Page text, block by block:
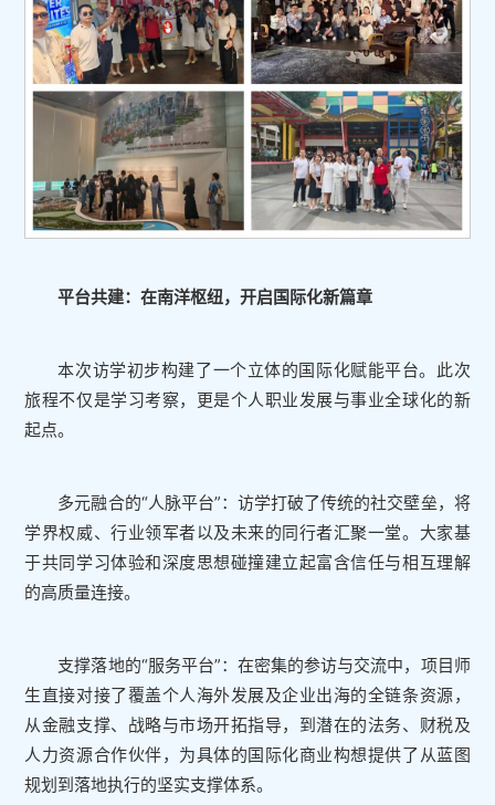
平台共建：在南洋枢纽，开启国际化新篇章
本次访学初步构建了一个立体的国际化赋能平台。此次
旅程不仅是学习考察，更是个人职业发展与事业全球化的新
起点。
多元融合的“人脉平台”：访学打破了传统的社交壁垒，将
学界权威、行业领军者以及未来的同行者汇聚一堂。大家基
于共同学习体验和深度思想碰撞建立起富含信任与相互理解
的高质量连接。
支撑落地的“服务平台”：在密集的参访与交流中，项目师
生直接对接了覆盖个人海外发展及企业出海的全链条资源，
从金融支撑、战略与市场开拓指导，到潜在的法务、财税及
人力资源合作伙伴，为具体的国际化商业构想提供了从蓝图
规划到落地执行的坚实支撑体系。